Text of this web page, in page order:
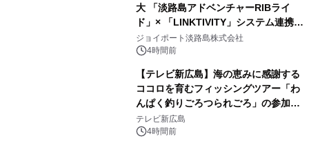
大 「淡路島アドベンチャーRIBライ
ド」× 「LINKTIVITY」システム連携を
開始！
ジョイポート淡路島株式会社
4時間前
【テレビ新広島】海の恵みに感謝する
ココロを育むフィッシングツアー「わ
んぱく釣りごろつられごろ」の参加小
学生を募集
テレビ新広島
4時間前